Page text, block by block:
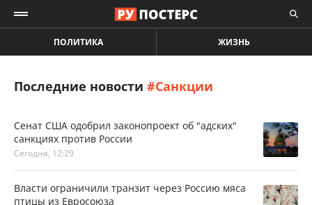
ПОЛИТИКА ЖИЗНЬ
Последние новости #Санкции
Сенат США одобрил законопроект об "адских"
санкциях против России
Сегодня, 12:29
Власти ограничили транзит через Россию мяса
птицы из Евросоюза